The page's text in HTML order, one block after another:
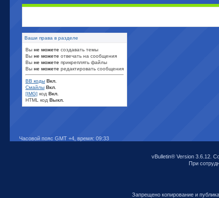
Ваши права в разделе
Вы не можете создавать темы
Вы не можете отвечать на сообщения
Вы не можете прикреплять файлы
Вы не можете редактировать сообщения
BB коды Вкл.
Смайлы Вкл.
[IMG] код Вкл.
HTML код Выкл.
Часовой пояс GMT +4, время: 09:33
vBulletin® Version 3.6.12.
При
Запрещено копирование и